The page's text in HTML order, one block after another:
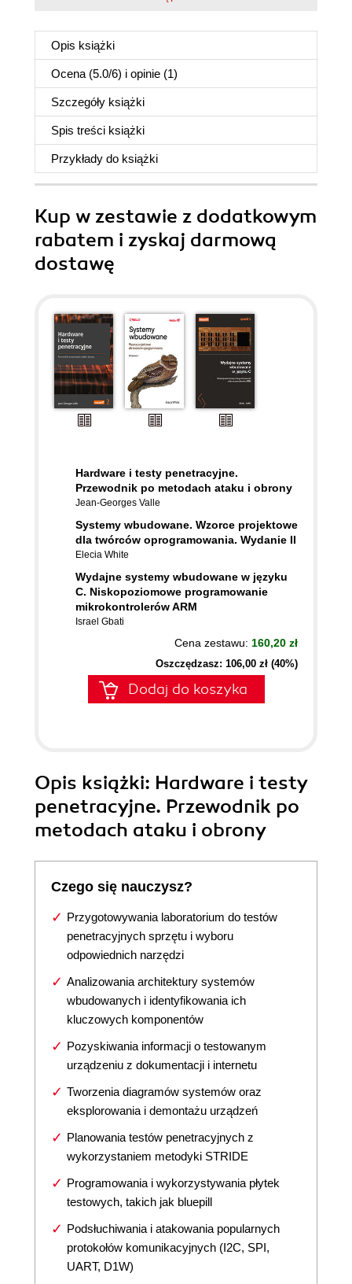
Opis książki
Ocena (5.0/6) i opinie (1)
Szczegóły książki
Spis treści książki
Przykłady do książki
Kup w zestawie z dodatkowym
rabatem i zyskaj darmową
dostawę
Hardware i testy penetracyjne.
Przewodnik po metodach ataku i obrony
Jean-Georges Valle
Systemy wbudowane. Wzorce projektowe
dla twórców oprogramowania. Wydanie II
Elecia White
Wydajne systemy wbudowane w języku
C. Niskopoziomowe programowanie
mikrokontrolerów ARM
Israel Gbati
Cena zestawu: 160,20 zł
Oszczędzasz: 106,00 zł (40%)
Dodaj do koszyka
Opis książki: Hardware i testy
penetracyjne. Przewodnik po
metodach ataku i obrony
Czego się nauczysz?
Przygotowywania laboratorium do testów
penetracyjnych sprzętu i wyboru
odpowiednich narzędzi
Analizowania architektury systemów
wbudowanych i identyfikowania ich
kluczowych komponentów
Pozyskiwania informacji o testowanym
urządzeniu z dokumentacji i internetu
Tworzenia diagramów systemów oraz
eksplorowania i demontażu urządzeń
Planowania testów penetracyjnych z
wykorzystaniem metodyki STRIDE
Programowania i wykorzystywania płytek
testowych, takich jak bluepill
Podsłuchiwania i atakowania popularnych
protokołów komunikacyjnych (I2C, SPI,
UART, D1W)